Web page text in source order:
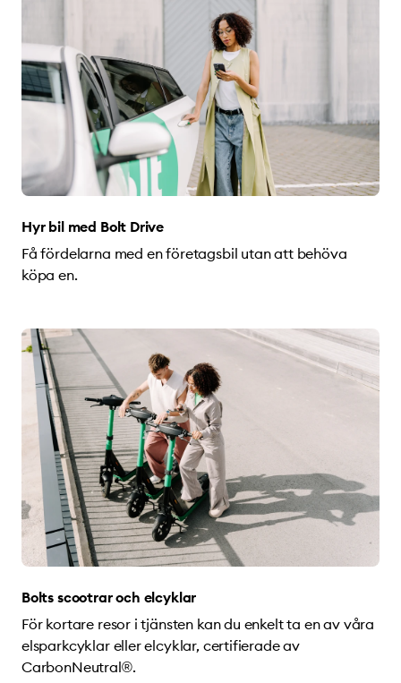
Hyr bil med Bolt Drive
Få fördelarna med en företagsbil utan att behöva
köpa en.
Bolts scootrar och elcyklar
För kortare resor i tjänsten kan du enkelt ta en av våra
elsparkcyklar eller elcyklar, certifierade av
CarbonNeutral®️.